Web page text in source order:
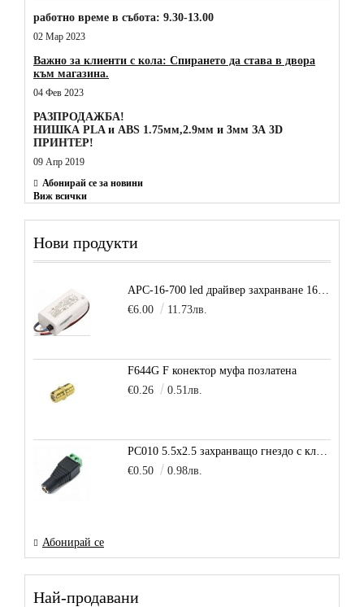
работно време в събота: 9.30-13.00
02 Мар 2023
Важно за клиенти с кола: Спирането да става в двора
към магазина.
04 Фев 2023
РАЗПРОДАЖБА!
НИШКА PLA и ABS 1.75мм,2.9мм и 3мм ЗА 3D
ПРИНТЕР!
09 Апр 2019
Абонирай се за новини
Виж всички
Нови продукти
APC-16-700 led драйвер захранване 16.8W 700mA
€6.00
11.73лв.
F644G F конектор муфа позлатена
€0.26
0.51лв.
PC010 5.5x2.5 захранващо гнездо с клема за кабел
€0.50
0.98лв.
Абонирай се
Най-продавани